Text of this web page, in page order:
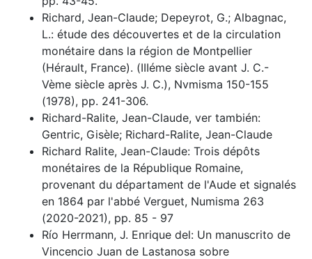
Richard, Jean-Claude; Depeyrot, G.; Albagnac,
L.: étude des découvertes et de la circulation
monétaire dans la région de Montpellier
(Hérault, France). (IIIéme siècle avant J. C.-
Vème siècle après J. C.), Nvmisma 150-155
(1978), pp. 241-306.
Richard-Ralite, Jean-Claude, ver también:
Gentric, Gisèle; Richard-Ralite, Jean-Claude
Richard Ralite, Jean-Claude: Trois dépôts
monétaires de la République Romaine,
provenant du départament de l'Aude et signalés
en 1864 par l'abbé Verguet, Numisma 263
(2020-2021), pp. 85 - 97
Río Herrmann, J. Enrique del: Un manuscrito de
Vincencio Juan de Lastanosa sobre